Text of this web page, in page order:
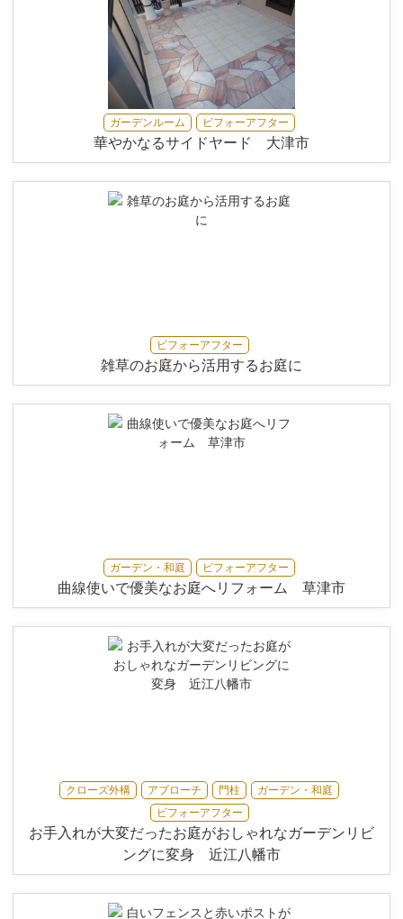
ガーデンルーム ビフォーアフター
華やかなるサイドヤード 大津市
ビフォーアフター
雑草のお庭から活用するお庭に
ガーデン・和庭 ビフォーアフター
曲線使いで優美なお庭へリフォーム 草津市
クローズ外構 アプローチ 門柱
ガーデン・和庭
ビフォーアフター
お手入れが大変だったお庭がおしゃれなガーデンリビ
ングに変身 近江八幡市